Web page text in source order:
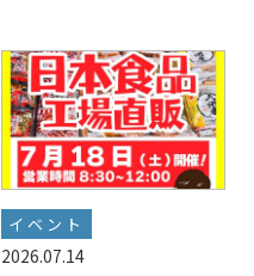
イベント
2026.07.14